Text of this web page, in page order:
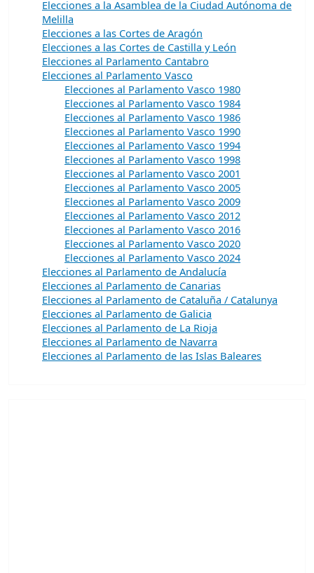
Elecciones a la Asamblea de la Ciudad Autónoma de
Melilla
Elecciones a las Cortes de Aragón
Elecciones a las Cortes de Castilla y León
Elecciones al Parlamento Cantabro
Elecciones al Parlamento Vasco
Elecciones al Parlamento Vasco 1980
Elecciones al Parlamento Vasco 1984
Elecciones al Parlamento Vasco 1986
Elecciones al Parlamento Vasco 1990
Elecciones al Parlamento Vasco 1994
Elecciones al Parlamento Vasco 1998
Elecciones al Parlamento Vasco 2001
Elecciones al Parlamento Vasco 2005
Elecciones al Parlamento Vasco 2009
Elecciones al Parlamento Vasco 2012
Elecciones al Parlamento Vasco 2016
Elecciones al Parlamento Vasco 2020
Elecciones al Parlamento Vasco 2024
Elecciones al Parlamento de Andalucía
Elecciones al Parlamento de Canarias
Elecciones al Parlamento de Cataluña / Catalunya
Elecciones al Parlamento de Galicia
Elecciones al Parlamento de La Rioja
Elecciones al Parlamento de Navarra
Elecciones al Parlamento de las Islas Baleares